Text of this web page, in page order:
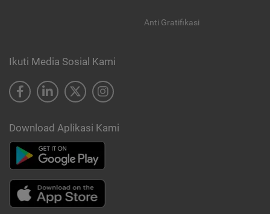
Anti Gratifikasi
Ikuti Media Sosial Kami
Download Aplikasi Kami